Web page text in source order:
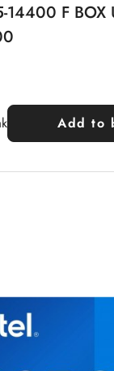
14400 F BOX
Add to